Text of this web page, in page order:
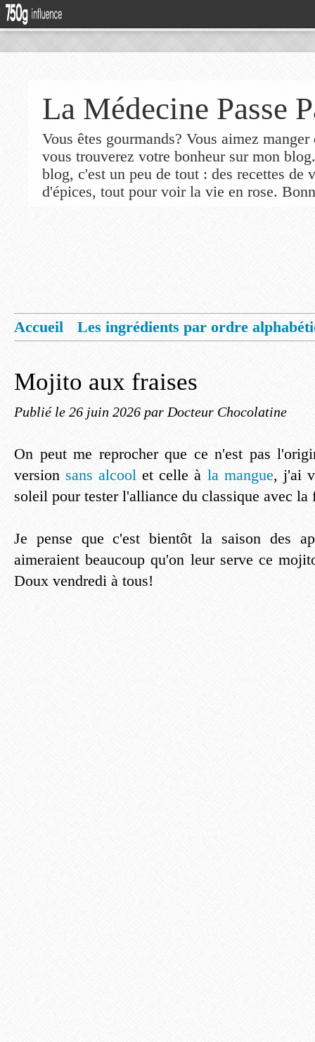
La Médecine Passe
Vous êtes gourmands? Vous aimez
vous trouverez votre bonheur sur mon
blog, c'est un peu de tout : des recettes de
d'épices, tout pour voir la vie en rose.
Accueil
Les ingrédients par ordre
Mojito aux fraises
Publié le 26 juin 2026 par Docteur Chocolatine
On peut me reprocher que ce n'est pas
versionsans alcool et celle à la mangue, j'ai
soleil pour tester l'alliance du classique avec la
Je pense que c'est bientôt la saison des
aimeraient beaucoup qu'on leur serve ce
Doux vendredi à tous!